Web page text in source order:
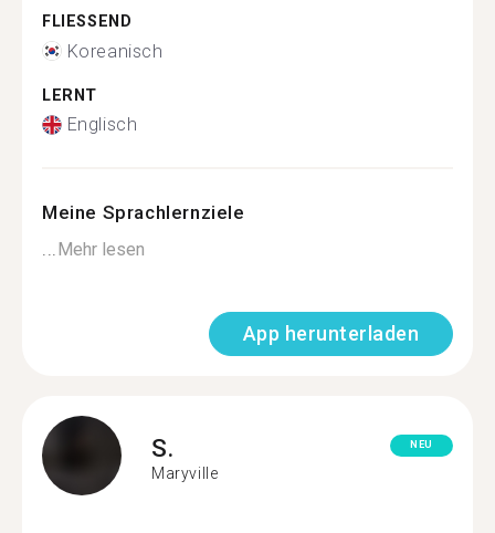
FLIESSEND
Koreanisch
LERNT
Englisch
Meine Sprachlernziele
...Mehr lesen
App herunterladen
S.
Maryville
NEU